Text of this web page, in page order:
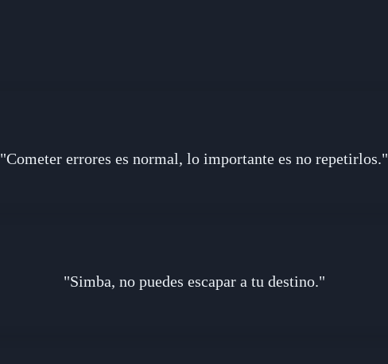
"Cometer errores es normal, lo importante es no repetirlos."
"Simba, no puedes escapar a tu destino."